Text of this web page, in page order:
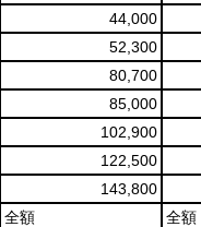
44,000
52,300
80,700
85,000
102,900
122,500
143,800
全額 全額